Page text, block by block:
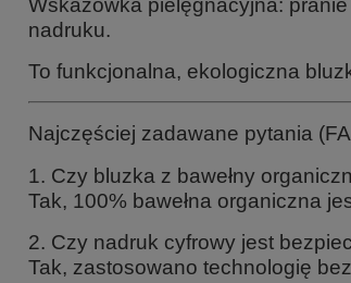
Wskazówka pielęgnacyjna:
nadruku.
To funkcjonalna, ekologiczna
Najczęściej zadawane pytania
1. Czy bluzka z bawełny
Tak, 100% bawełna organiczna
2. Czy nadruk cyfrowy jest
Tak, zastosowano technologię